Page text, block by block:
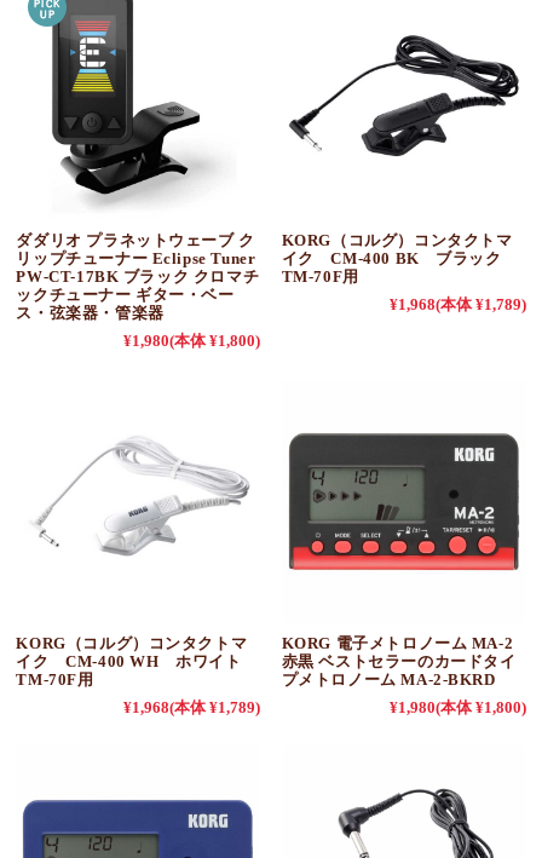
ダダリオ プラネットウェーブ ク
リップチューナー Eclipse Tuner
PW-CT-17BK ブラック クロマチ
ックチューナー ギター・ベー
ス・弦楽器・管楽器
¥1,980(本体 ¥1,800)
KORG（コルグ）コンタクトマ
イク CM-400 BK ブラック
TM-70F用
¥1,968(本体 ¥1,789)
KORG（コルグ）コンタクトマ
イク CM-400 WH ホワイト
TM-70F用
¥1,968(本体 ¥1,789)
KORG 電子メトロノーム MA-2
赤黒 ベストセラーのカードタイ
プメトロノーム MA-2-BKRD
¥1,980(本体 ¥1,800)